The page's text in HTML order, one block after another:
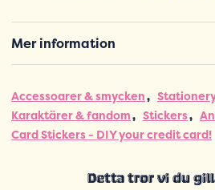
Mer information
Accessoarer & smycken
Karaktärer & fandom
Stickers
Card Stickers - DIY your credit card!
Detta tror vi du